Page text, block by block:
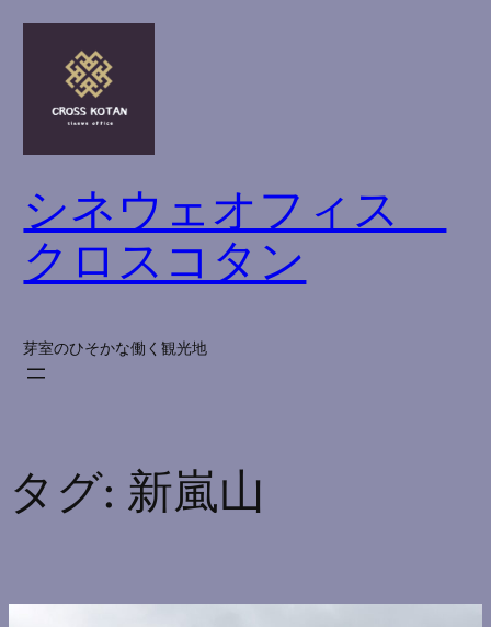
内
シネウェオフィス
クロスコタン
芽室のひそかな働く観光地
タグ: 新嵐山